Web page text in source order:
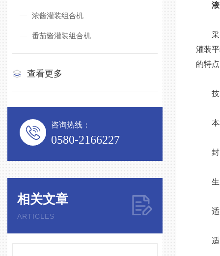
浓酱灌装组合机
番茄酱灌装组合机
查看更多
咨询热线：
0580-2166227
相关文章
ARTICLES
采用
灌装
的特
技
本机
封
生
适用
适用